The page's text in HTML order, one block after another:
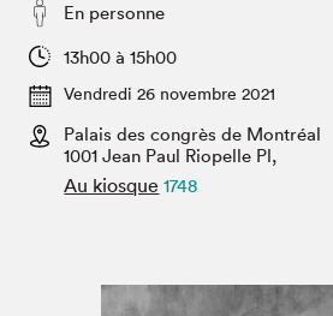
Espace médias
Espace exposant⋅e⋅s
Club de lecture
Nous connaître
Projets partenaires 2022
Archives
En personne
13h00 à 15h00
Vendredi 26 novembre 2021
Palais des congrès de Montréal
1001 Jean Paul Riopelle Pl,
Au kiosque 1748